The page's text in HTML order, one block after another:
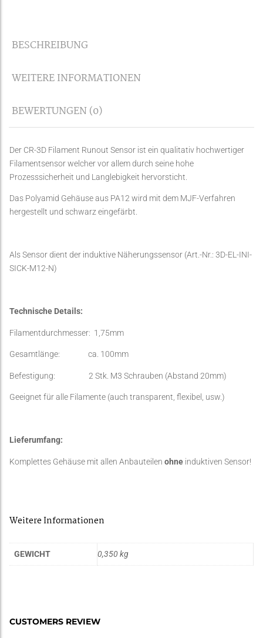
BESCHREIBUNG
WEITERE INFORMATIONEN
BEWERTUNGEN (0)
Der CR-3D Filament Runout Sensor ist ein qualitativ hochwertiger
Filamentsensor welcher vor allem durch seine hohe
Prozesssicherheit und Langlebigkeit hervorsticht.
Das Polyamid Gehäuse aus PA12 wird mit dem MJF-Verfahren
hergestellt und schwarz eingefärbt.
Als Sensor dient der induktive Näherungssensor (Art.-Nr.: 3D-EL-INI-
SICK-M12-N)
Technische Details:
Filamentdurchmesser: 1,75mm
Gesamtlänge: ca. 100mm
Befestigung: 2 Stk. M3 Schrauben (Abstand 20mm)
Geeignet für alle Filamente (auch transparent, flexibel, usw.)
Lieferumfang:
Komplettes Gehäuse mit allen Anbauteilen ohne induktiven Sensor!
Weitere Informationen
GEWICHT 0,350 kg
CUSTOMERS REVIEW